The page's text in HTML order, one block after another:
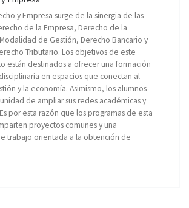
y Empresa surge de la sinergia de las
de la Empresa, Derecho de la
de Gestión, Derecho Bancario y
Tributario. Los objetivos de este
están destinados a ofrecer una formación
en espacios que conectan al
y la economía. Asimismo, los alumnos
de ampliar sus redes académicas y
por esta razón que los programas de esta
proyectos comunes y una
trabajo orientada a la obtención de